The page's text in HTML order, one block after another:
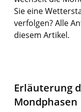
Sie eine
verfolgen? Alle
diesem Artikel.
Erläuterung
Mondphasen